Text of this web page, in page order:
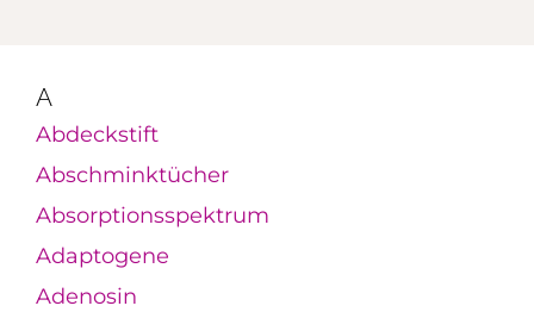
A
Abdeckstift
Abschminktücher
Absorptionsspektrum
Adaptogene
Adenosin